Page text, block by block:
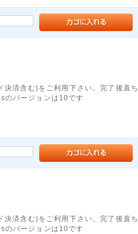
済含む)をご利用下さい。完了後直ち
のバージョンは10です
済含む)をご利用下さい。完了後直ち
のバージョンは10です